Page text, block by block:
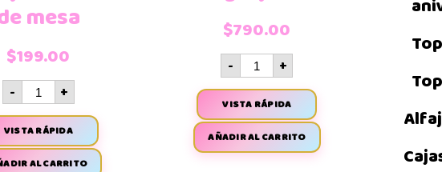
mesa
$199.00
- +
VISTA RÁPIDA
AL CARRITO
$790.00
- +
VISTA RÁPIDA
AÑADIR AL CARRITO